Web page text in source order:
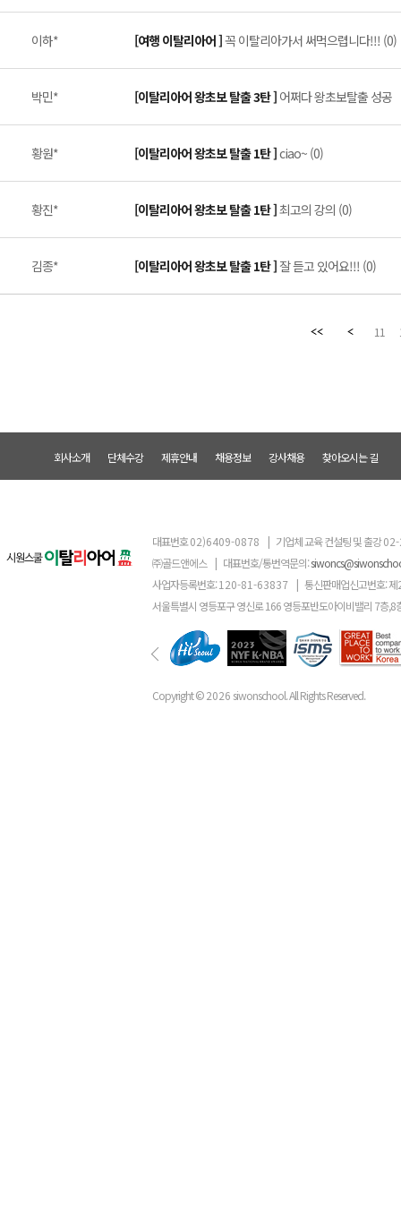
이하* [여행 이탈리아어 ]꼭 이탈리아가서 써먹으렵니다!!! (0)
박민* [이탈리아어 왕초보 탈출 3탄 ] 어쩌다 왕초보탈출 성
황원* [이탈리아어 왕초보 탈출 1탄 ]ciao~ (0)
황진* [이탈리아어 왕초보 탈출 1탄 ]최고의 강의 (0)
김종* [이탈리아어 왕초보 탈출 1탄 ] 잘 듣고 있어요!!! (0)
11
회사소개 단체수강 제휴안내 채용정보 강사채용 찾아오시는 길
대표번호02)6409-0878 | 기업체 교육 컨설팅 및 출강
㈜골드앤에스 | 대표번호/통번역문의:
사업자등록번호:120-81-63837 | 통신판매업신고번호: 제
서울특별시 영등포구 영신로 166 영등포반도아이비밸리 7층,8
Copyright ©2026 siwonschool. All Rights Reserved.